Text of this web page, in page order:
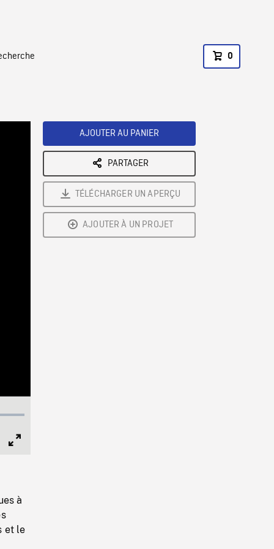
0
à
et le
AJOUTER AU PANIER
PARTAGER
TÉLÉCHARGER UN APERÇU
AJOUTER À UN PROJET